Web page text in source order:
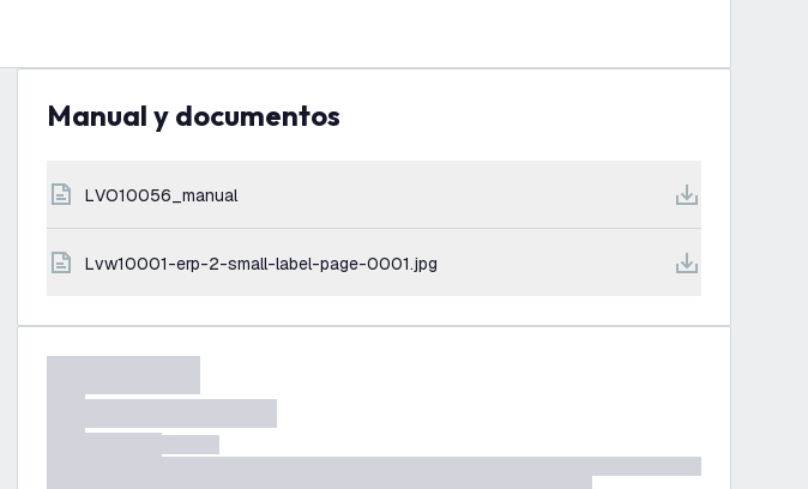
Manual y documentos
LVO10056_manual
lvw10001-erp-2-small-label-page-0001.jpg